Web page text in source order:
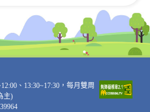
、13:30~17:30，每月雙周
主)